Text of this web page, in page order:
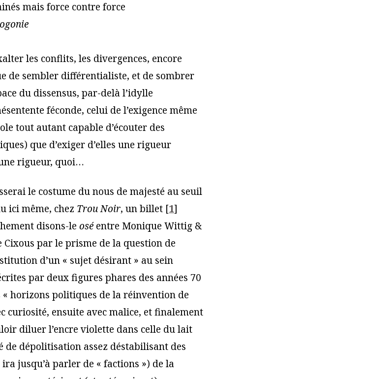
mais force contre force
les conflits, les divergences, encore
de sembler différentialiste, et de sombrer
du dissensus, par-delà l’idylle
féconde, celui de l’exigence même
tout autant capable d’écouter des
que d’exiger d’elles une rigueur
rigueur, quoi…
le costume du nous de majesté au seuil
ici même, chez Trou Noir, un billet [1]
disons-le oséentre Monique Wittig &
Cixous par le prisme de la question de
d’un « sujet désirant » au sein
par deux figures phares des années 70
horizons politiques de la réinvention de
curiosité, ensuite avec malice, et finalement
diluer l’encre violette dans celle du lait
dépolitisation assez déstabilisant des
jusqu’à parler de « factions ») de la